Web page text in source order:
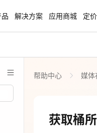
本增
818 天翼云
青云志云端
品 解决方案 应用商城 定价
帮助中心 媒体
获取桶
2024-01-